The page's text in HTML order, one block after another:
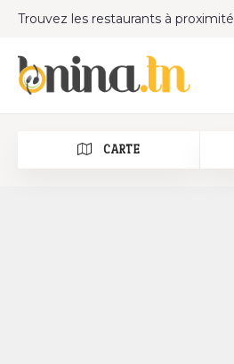
Trouvez les restaurants à proximité
CARTE